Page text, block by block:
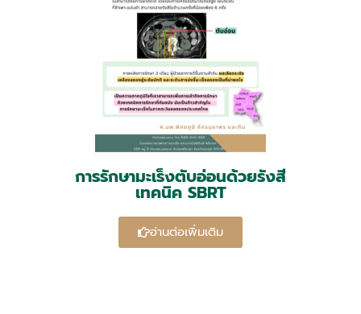
การรักษามะเร็งตับอ่อนด้วยรังสี
เทคนิค SBRT
อ่านต่อเพิ่มเติม